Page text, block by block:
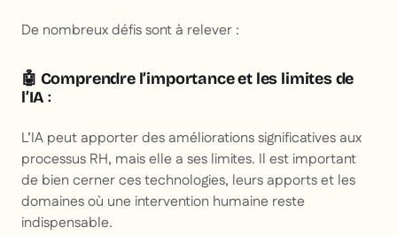
De nombreux défis sont à relever :
🤖 Comprendre l’importance et les limites de
l’IA :
L’IA peut apporter des améliorations significatives aux
processus RH, mais elle a ses limites. Il est important
de bien cerner ces technologies, leurs apports et les
domaines où une intervention humaine reste
indispensable.